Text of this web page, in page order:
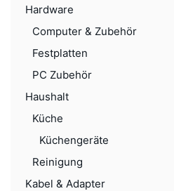
Hardware
Computer & Zubehör
Festplatten
PC Zubehör
Haushalt
Küche
Küchengeräte
Reinigung
Kabel & Adapter